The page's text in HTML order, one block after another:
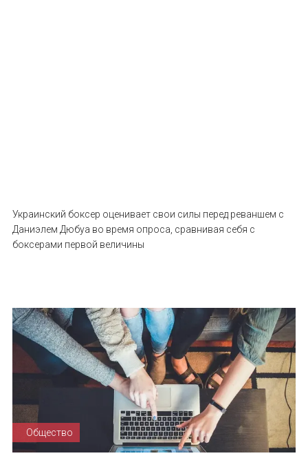
Украинский боксер оценивает свои силы перед реваншем с
Даниэлем Дюбуа во время опроса, сравнивая себя с
боксерами первой величины
Общество